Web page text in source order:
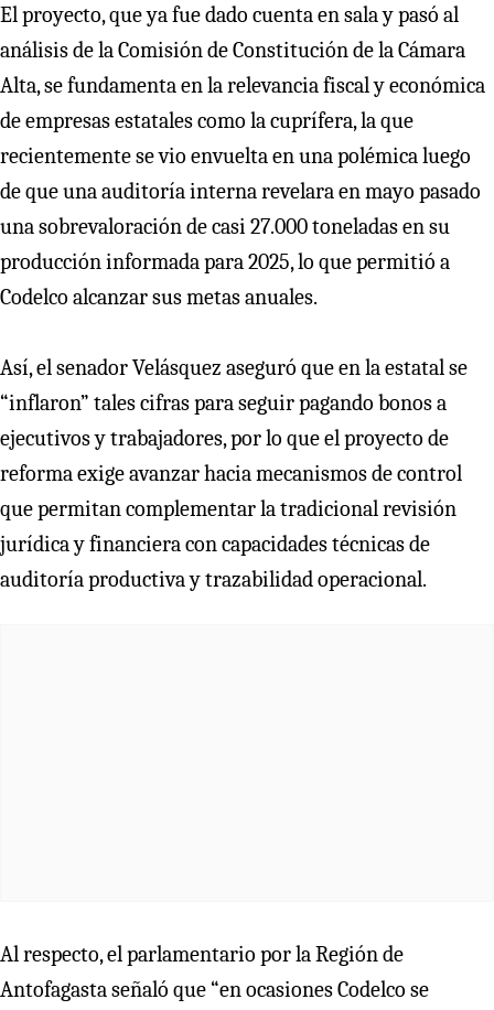
El proyecto, que ya fue dado cuenta en sala y pasó al
análisis de la Comisión de Constitución de la Cámara
Alta, se fundamenta en la relevancia fiscal y económica
de empresas estatales como la cuprífera, la que
recientemente se vio envuelta en una polémica luego
de que una auditoría interna revelara en mayo pasado
una sobrevaloración de casi 27.000 toneladas en su
producción informada para 2025, lo que permitió a
Codelco alcanzar sus metas anuales.
Así, el senador Velásquez aseguró que en la estatal se
“inflaron” tales cifras para seguir pagando bonos a
ejecutivos y trabajadores, por lo que el proyecto de
reforma exige avanzar hacia mecanismos de control
que permitan complementar la tradicional revisión
jurídica y financiera con capacidades técnicas de
auditoría productiva y trazabilidad operacional.
Al respecto, el parlamentario por la Región de
Antofagasta señaló que “en ocasiones Codelco se